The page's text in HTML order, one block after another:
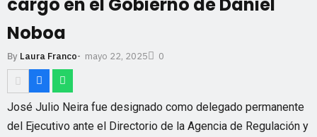
Noboa
By Laura Franco- mayo 22, 2025 0
José Julio Neira fue designado como delegado permanente
del Ejecutivo ante el Directorio de la Agencia de Regulación y